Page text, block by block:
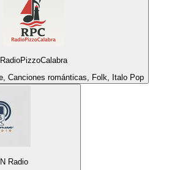
RadioPizzoCalabra
Canciones románticas, Folk, Italo Pop
Radio